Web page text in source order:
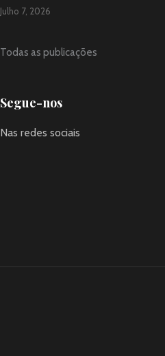
Julho 7, 2026
Todas as publicações
Segue-nos
Nas redes sociais